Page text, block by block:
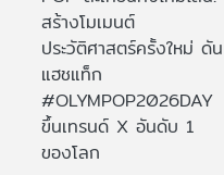
สร้างโมเมนต์
ประวัติศาสตร์ครั้งใหม่ ดัน
แฮชแท็ก
#OLYMPOP2026DAY
ขึ้นเทรนด์ X อันดับ 1
ของโลก